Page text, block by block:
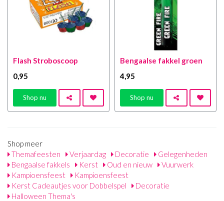
Flash Stroboscoop
0 ,95
Shop nu
Bengaalse fakkel groen
4 ,95
Shop nu
Shop meer
Themafeesten
Verjaardag Decoratie
Gelegenheden
Bengaalse fakkels
Kerst Oud en nieuw
Vuurwerk
Kampioensfeest
Kampioensfeest
Kerst Cadeautjes voor Dobbelspel
Decoratie
Halloween Thema's